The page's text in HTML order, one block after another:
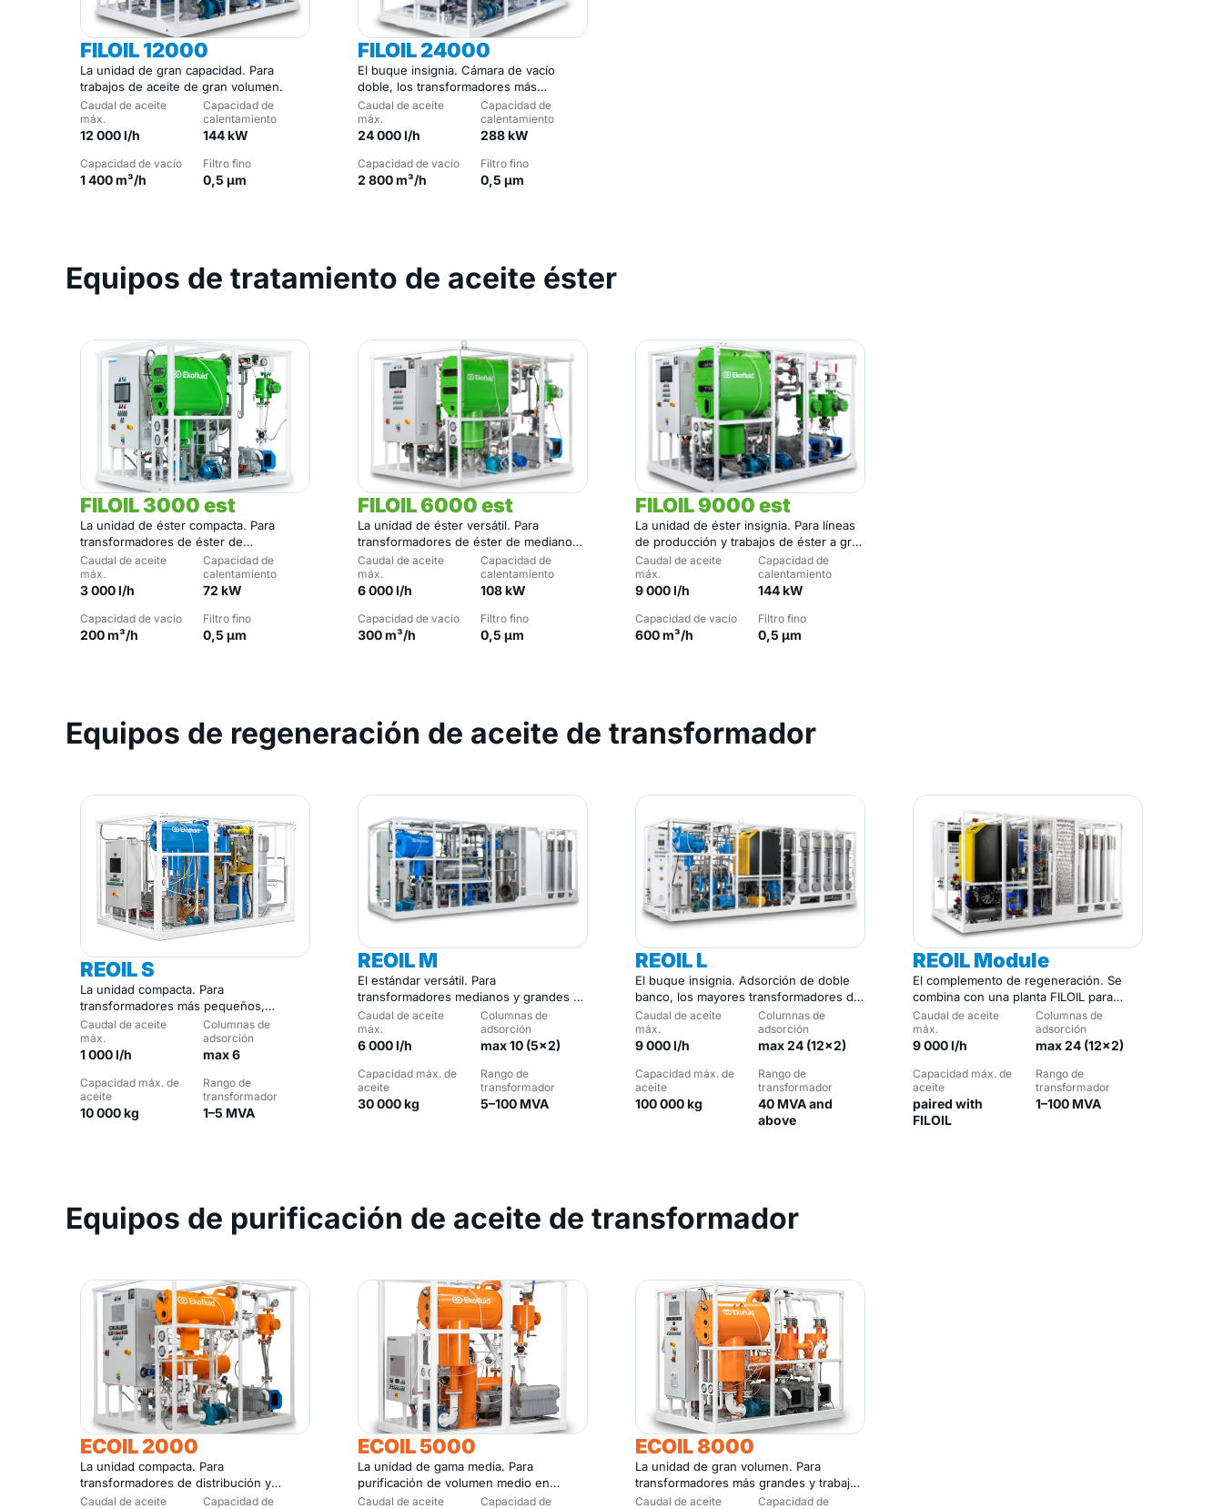
FILOIL 12000
La unidad de gran capacidad. Para
trabajos de aceite de gran volumen.
Caudal de aceite
máx.
12 000 l/h
Capacidad de
calentamiento
144 kW
Capacidad de vacío
1 400 m³/h
Filtro fino
0,5 µm
FILOIL 24000
El buque insignia. Cámara de vacío
doble, los transformadores más
grandes.
Caudal de aceite
máx.
24 000 l/h
Capacidad de
calentamiento
288 kW
Capacidad de vacío
2 800 m³/h
Filtro fino
0,5 µm
Equipos de tratamiento de aceite éster
FILOIL 3000 est
La unidad de éster compacta. Para
transformadores de éster de
distribución y medianos.
Caudal de aceite
máx.
3 000 l/h
Capacidad de
calentamiento
72 kW
Capacidad de vacío
200 m³/h
Filtro fino
0,5 µm
FILOIL 6000 est
La unidad de éster versátil. Para
transformadores de éster de medianos
a grandes.
Caudal de aceite
máx.
6 000 l/h
Capacidad de
calentamiento
108 kW
Capacidad de vacío
300 m³/h
Filtro fino
0,5 µm
FILOIL 9000 est
La unidad de éster insignia. Para líneas
de producción y trabajos de éster a gran
escala.
Caudal de aceite
máx.
9 000 l/h
Capacidad de
calentamiento
144 kW
Capacidad de vacío
600 m³/h
Filtro fino
0,5 µm
Equipos de regeneración de aceite de transformador
REOIL S
La unidad compacta. Para
transformadores más pequeños,
subestaciones urbanas y
emplazamientos remotos.
Caudal de aceite
máx.
1 000 l/h
Columnas de
adsorción
max 6
Capacidad máx. de
aceite
10 000 kg
Rango de
transformador
1–5 MVA
REOIL M
El estándar versátil. Para
transformadores medianos y grandes en
flotas diversas.
Caudal de aceite
máx.
6 000 l/h
Columnas de
adsorción
max 10 (5×2)
Capacidad máx. de
aceite
30 000 kg
Rango de
transformador
5–100 MVA
REOIL L
El buque insignia. Adsorción de doble
banco, los mayores transformadores de
potencia.
Caudal de aceite
máx.
9 000 l/h
Columnas de
adsorción
max 24 (12×2)
Capacidad máx. de
aceite
100 000 kg
Rango de
transformador
40 MVA and
above
REOIL Module
El complemento de regeneración. Se
combina con una planta FILOIL para
formar un sistema completo.
Caudal de aceite
máx.
9 000 l/h
Columnas de
adsorción
max 24 (12×2)
Capacidad máx. de
aceite
paired with
FILOIL
Rango de
transformador
1–100 MVA
Equipos de purificación de aceite de transformador
ECOIL 2000
La unidad compacta. Para
transformadores de distribución y
trabajos de menor escala.
Caudal de aceite
Capacidad de
ECOIL 5000
La unidad de gama media. Para
purificación de volumen medio en
subestaciones y flotas.
Caudal de aceite
Capacidad de
ECOIL 8000
La unidad de gran volumen. Para
transformadores más grandes y trabajos
de gran volumen.
Caudal de aceite
Capacidad de